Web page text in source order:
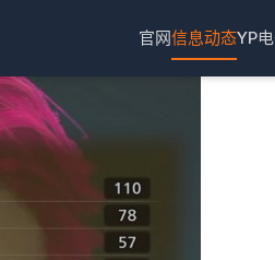
官网信息动态YP